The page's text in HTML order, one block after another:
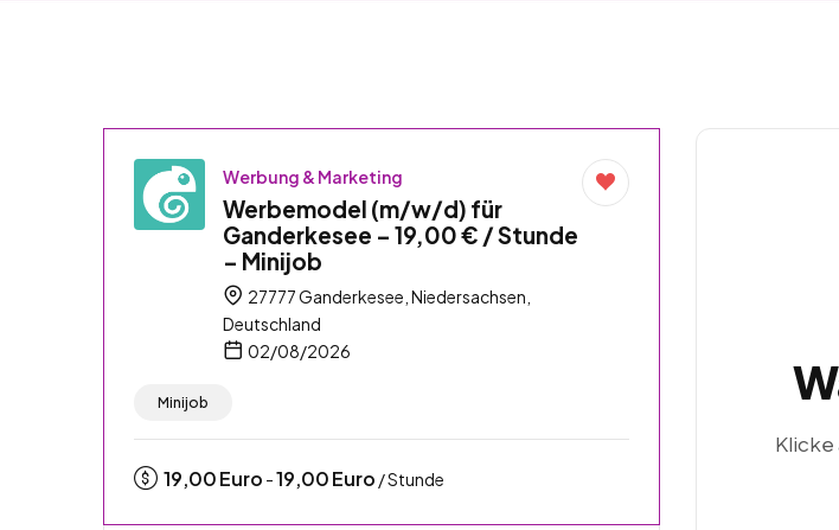
Werbung & Marketing
Werbemodel (m/w/d) für
Ganderkesee – 19,00 € / Stunde
– Minijob
27777 Ganderkesee, Niedersachsen,
Deutschland
02/08/2026
Minijob
19,00Euro -19,00Euro / Stunde
Klicke